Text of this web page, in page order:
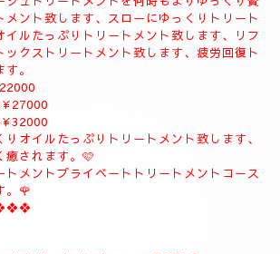
ドレナージュトリートメント、リフレクソロ
ートメントフィシャルマッサージ＆パックソ
、疲労回復トリートメントコース
リートメントコース🪻🌹
も人気の高いおすすめコースになります。
のデトックスを流します、お体が温まりま